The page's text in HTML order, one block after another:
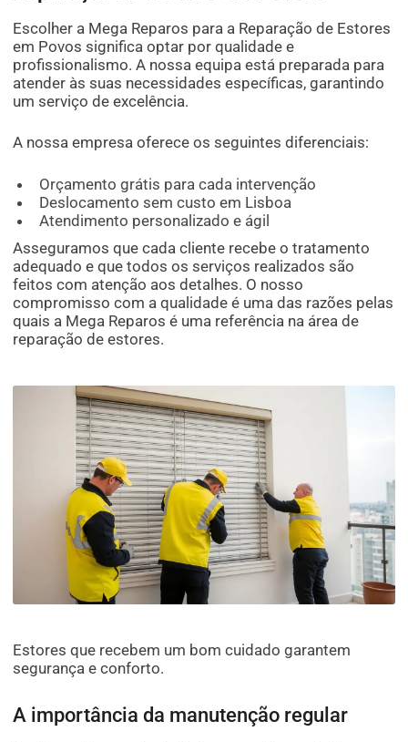
Escolher a Mega Reparos para a Reparação de Estores
em Povos significa optar por qualidade e
profissionalismo. A nossa equipa está preparada para
atender às suas necessidades específicas, garantindo
um serviço de excelência.
A nossa empresa oferece os seguintes diferenciais:
Orçamento grátis para cada intervenção
Deslocamento sem custo em Lisboa
Atendimento personalizado e ágil
Asseguramos que cada cliente recebe o tratamento
adequado e que todos os serviços realizados são
feitos com atenção aos detalhes. O nosso
compromisso com a qualidade é uma das razões pelas
quais a Mega Reparos é uma referência na área de
reparação de estores.
Estores que recebem um bom cuidado garantem
segurança e conforto.
A importância da manutenção regular